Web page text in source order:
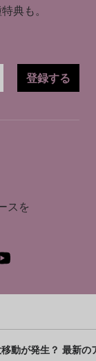
典も。
登録する
スを
動が発生？ 最新